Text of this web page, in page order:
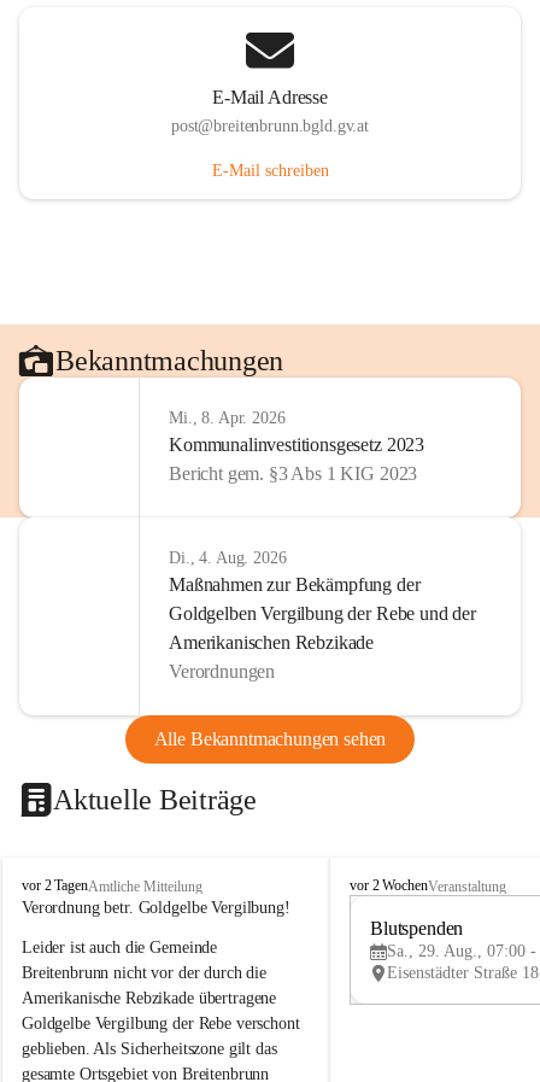
E-Mail Adresse
post@breitenbrunn.bgld.gv.at
E-Mail schreiben
Bekanntmachungen
Mi., 8. Apr. 2026
Kommunalinvestitionsgesetz 2023
Bericht gem. §3 Abs 1 KIG 2023
Di., 4. Aug. 2026
Maßnahmen zur Bekämpfung der
Goldgelben Vergilbung der Rebe und der
Amerikanischen Rebzikade
Verordnungen
Alle Bekanntmachungen sehen
Aktuelle Beiträge
B
r
i
t
e
n
b
r
vor 2 TagenAmtliche Mitteilung
Verordnung betr. Goldgelbe Vergilbung!
Leider ist auch die Gemeinde
Breitenbrunn nicht vor der durch die
Amerikanische Rebzikade übertragene
Goldgelbe Vergilbung der Rebe verschont
geblieben. Als Sicherheitszone gilt das
gesamte Ortsgebiet von Breitenbrunn
B
e
vor 2 WochenVeranstaltung
Blutspenden
Sa., 29. Aug., 07:00 -